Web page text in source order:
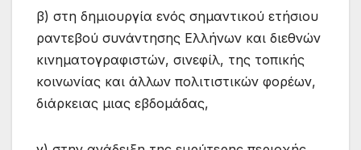
β) στη δημιουργία ενός σημαντικού ετήσιου
ραντεβού συνάντησης Ελλήνων και διεθνών
κινηματογραφιστών, σινεφίλ, της τοπικής
κοινωνίας και άλλων πολιτιστικών φορέων,
διάρκειας μιας εβδομάδας,